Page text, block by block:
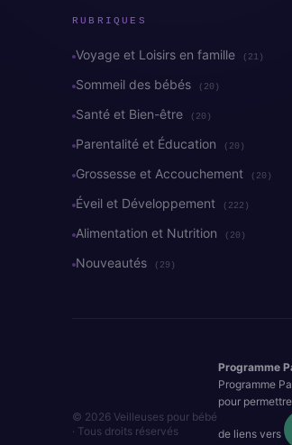
RUBRIQUES
Voyage et Loisirs en famille (21)
Sommeil des bébés (20)
Santé et Bien-être (20)
Parentalité et Éducation (20)
Grossesse et Accouchement (20)
Éveil et Développement (222)
Alimentation et Nutrition (20)
Nouveautés (29)
© 2026 Veilleuses pour bébé
· Tous droits réservés
Programme
Programme
pour
de liens vers